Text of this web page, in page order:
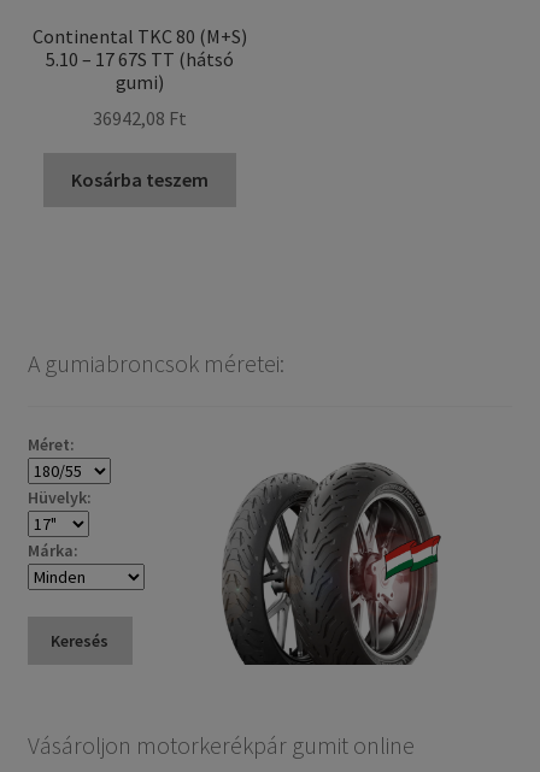
Continental TKC 80 (M+S)
5.10 – 17 67S TT (hátsó
gumi)
36942,08 Ft
Kosárba teszem
A gumiabroncsok méretei:
Méret:
Hüvelyk:
Márka:
Keresés
Vásároljon motorkerékpár gumit online